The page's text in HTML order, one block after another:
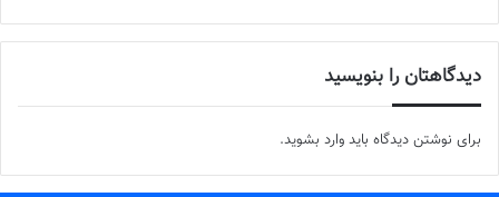
دیدگاهتان را بنویسید
برای نوشتن دیدگاه باید وارد بشوید.